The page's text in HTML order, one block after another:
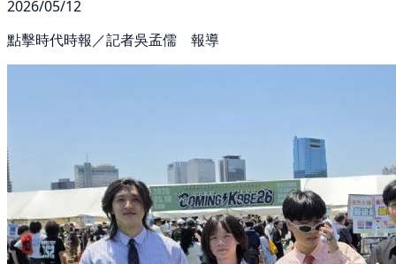
2026/05/12
點擊時代時報／記者吳孟儒 報導